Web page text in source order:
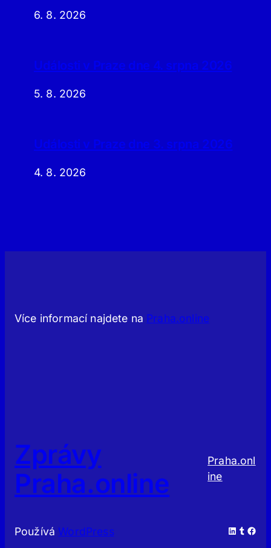
6. 8. 2026
Události v Praze dne 4. srpna 2026
5. 8. 2026
Události v Praze dne 3. srpna 2026
4. 8. 2026
Více informací najdete na Praha.online
Zprávy
Praha.online
Praha.onl
ine
PoužíváWordPress LinkedIn Tumblr Facebook